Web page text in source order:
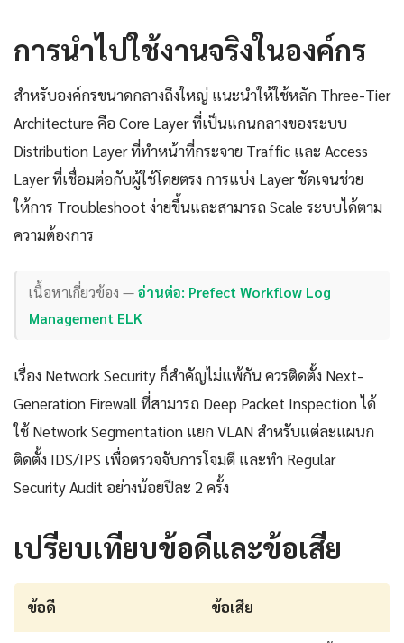
การนำไปใช้งานจริงในองค์กร
สำหรับองค์กรขนาดกลางถึงใหญ่ แนะนำให้ใช้หลัก Three-Tier
Architecture คือ Core Layer ที่เป็นแกนกลางของระบบ
Distribution Layer ที่ทำหน้าที่กระจาย Traffic และ Access
Layer ที่เชื่อมต่อกับผู้ใช้โดยตรง การแบ่ง Layer ชัดเจนช่วย
ให้การ Troubleshoot ง่ายขึ้นและสามารถ Scale ระบบได้ตาม
ความต้องการ
เนื้อหาเกี่ยวข้อง —อ่านต่อ: Prefect Workflow Log
Management ELK
เรื่อง Network Security ก็สำคัญไม่แพ้กัน ควรติดตั้ง Next-
Generation Firewall ที่สามารถ Deep Packet Inspection ได้
ใช้ Network Segmentation แยก VLAN สำหรับแต่ละแผนก
ติดตั้ง IDS/IPS เพื่อตรวจจับการโจมตี และทำ Regular
Security Audit อย่างน้อยปีละ 2 ครั้ง
เปรียบเทียบข้อดีและข้อเสีย
ข้อดี ข้อเสีย